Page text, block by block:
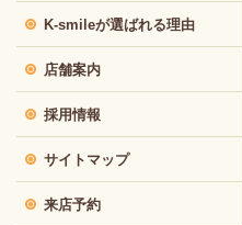
K-smileが選ばれる理由
店舗案内
採用情報
サイトマップ
来店予約